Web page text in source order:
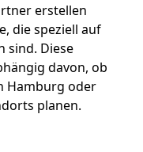
erstellen
die speziell auf
sind. Diese
davon, ob
Hamburg oder
planen.